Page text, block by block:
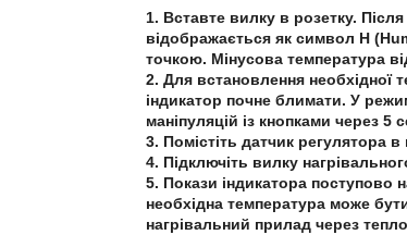
1. Вставте вилку в розетку.
відображається як символ H
точкою. Мінусова температура
2. Для встановлення необхідної
індикатор почне блимати. У
маніпуляцій із кнопками через
3. Помістіть датчик регулятора
4. Підключіть вилку
5. Покази індикатора поступово
необхідна температура може
нагрівальний прилад через